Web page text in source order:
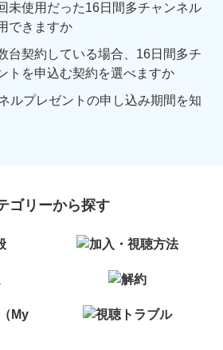
未使用だった16日間多チャンネル
できますか
台契約している場合、16日間多チ
トを申込む契約を選べますか
ルプレゼントの申し込み期間を知
ゴリーから探す